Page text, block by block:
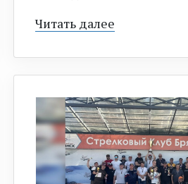
Читать далее